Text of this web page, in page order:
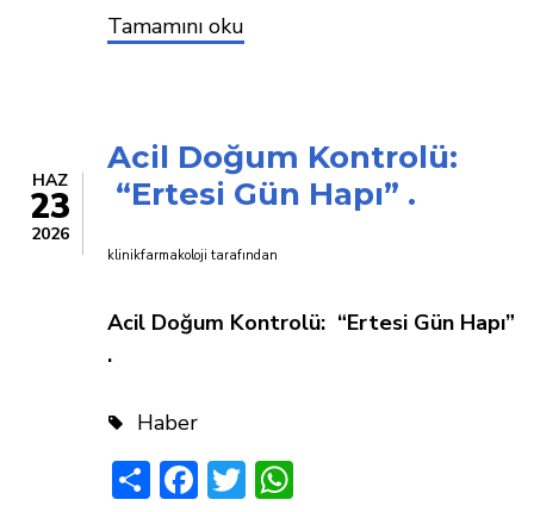
Türkiye'de
İlaç
Tamamını oku
HAZ
23
2026
Acil Doğum Kontrolü:
“Ertesi Gün Hapı” .
klinikfarmakoloji tarafından
Acil Doğum Kontrolü: “Ertesi Gün Hapı”
.
Haber
ShareFacebook
Twitter